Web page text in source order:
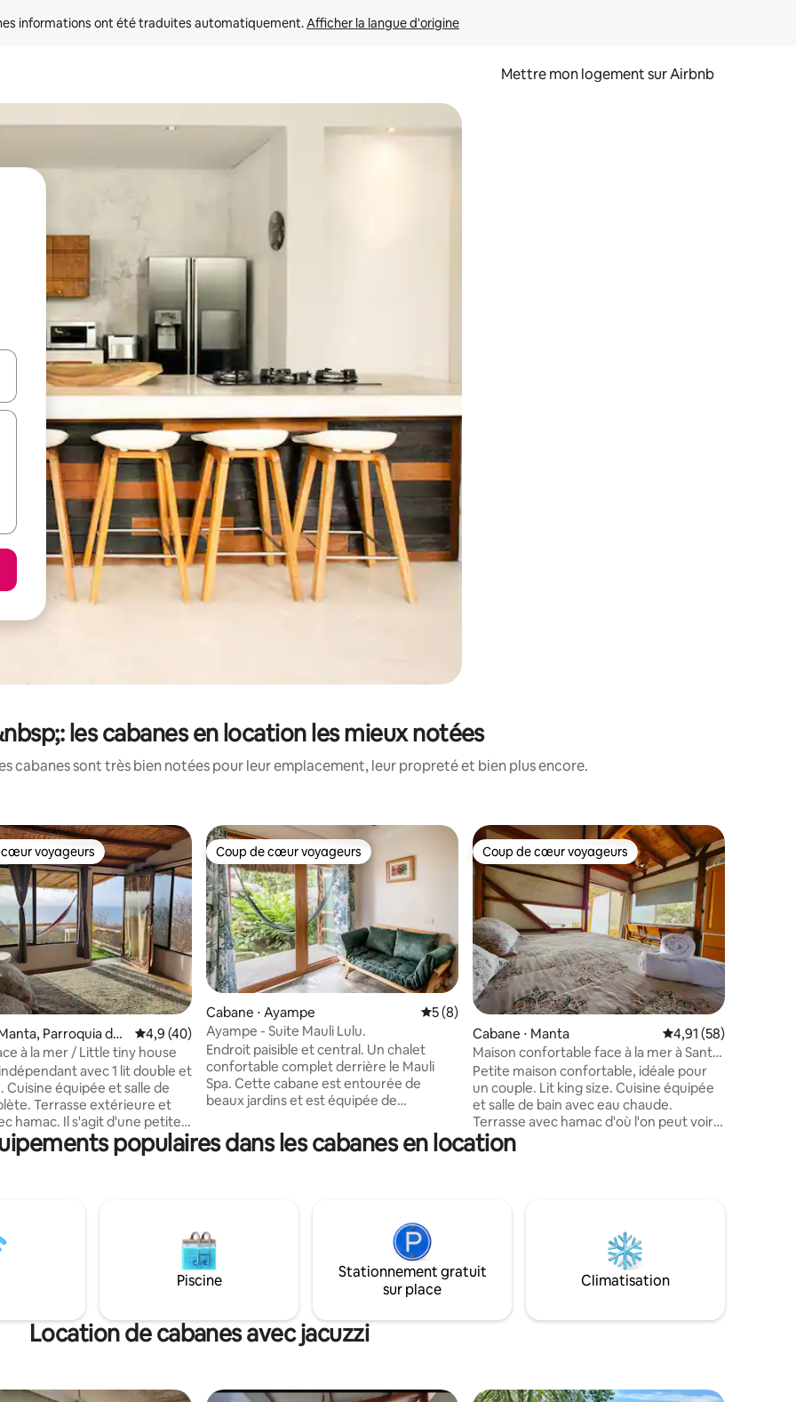
informations ont été traduites automatiquement. Afficher la langue d'origine
Mettre mon logement sur Airbnb
le haut et vers le bas pour les parcourir ou en appuyant et en faisant glisser.
les cabanes en location les mieux notées
cabanes sont très bien notées pour leur emplacement, leur propreté et bien plus encore.
la base de 113 commentaires : 5 sur 5
cœur voyageurs
voyageurs
Parroquia de
Évaluation moyenne sur la base de 40 commentaires : 4,9 sur 5
4,9 (40)
à la mer / Little tiny house
avec 1 lit double et
Cuisine équipée et salle de
Terrasse extérieure et
s'agit d'une petite
avec cuisine, salle de
et terrasse en bambou avec
couchers de soleil sur
Le logement est
pour des séjours courte ou
Des réductions sont
Coup de cœur voyageurs
Coup de cœur voyageurs
Cabane ⋅ Ayampe Évaluation moyenne sur la base de 8 commentaires : 5 sur 5
5 (8)
Ayampe - Suite Mauli Lulu.
Endroit paisible et central. Un chalet
confortable complet derrière le Mauli
Spa. Cette cabane est entourée de
beaux jardins et est équipée de
canapé où vous pouvez regarder la
télévision avec Netflix, d'une connexion
balcon avec un hamac, où vous pouvez
passer du temps à vous détendre et
profiter des sons des oiseaux. Les
niveaux sonores doivent être respectés
pendant les heures d'ouverture car le
Coup de cœur voyageurs
Coup de cœur voyageurs
Cabane ⋅ Manta Évaluation moyenne
4,91 (58)
Maison confortable face à la mer à Santa
Marianita
Petite maison confortable, idéale pour
un couple. Lit king size. Cuisine équipée
et salle de bain avec eau chaude.
Terrasse avec hamac d'où l'on peut voir
des baleines en saison. Si vous cherchez
à vous déconnecter de la ville... c'est
restrictions. Profitez des sons apaisants
de l'océan, de la nature et également de
la vue imprenable et directe sur l'océan.
Le meilleur est la paix et le calme, ainsi
populaires dans les cabanes en location
Piscine
Stationnement gratuit
sur place
Climatisation
Location de cabanes avec jacuzzi